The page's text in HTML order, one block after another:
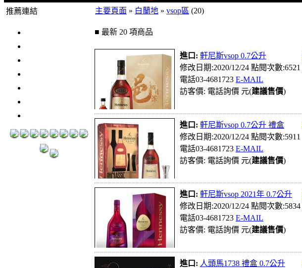
推薦連結 主要頁面 » 白蘭地 » vsop區 (20)
■ 最新 20 項商品
進口: 軒尼斯vsop 0.7公升
修改日期:2020/12/24 點閱次數:6521
電話03-4681723 E-MAIL
訪客價: 電話詢價 元(建議售價)
進口: 軒尼斯vsop 0.7公升 禮盒
修改日期:2020/12/24 點閱次數:5911
電話03-4681723 E-MAIL
訪客價: 電話詢價 元(建議售價)
進口: 軒尼斯vsop 2021年 0.7公升
修改日期:2020/12/24 點閱次數:5834
電話03-4681723 E-MAIL
訪客價: 電話詢價 元(建議售價)
進口: 人頭馬1738 禮盒 0.7公升